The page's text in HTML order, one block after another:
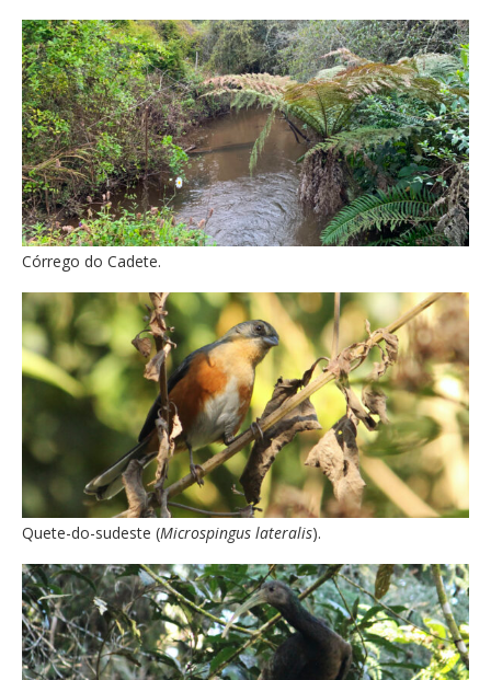
Córrego do Cadete.
Quete-do-sudeste (Microspingus lateralis).